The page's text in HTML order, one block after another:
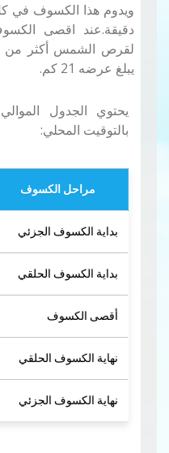
دقيقة.عند اقصى
يبلغ عرضه 21 كم.
يحتوي الجدول
بالتوقيت المحلي:
مراحل الكسوف
بداية الكسوف الجزئي
بداية الكسوف الحلقي
أقصى الكسوف
نهاية الكسوف الحلقي
نهاية الكسوف الجزئي